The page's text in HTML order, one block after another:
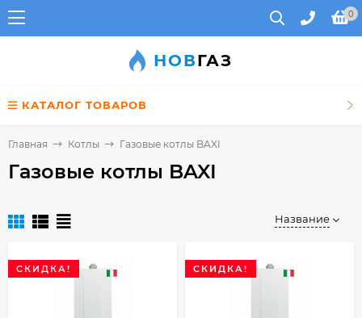
0
НОВГАЗ
КАТАЛОГ ТОВАРОВ
Главная Котлы Газовые котлы BAXI
Газовые котлы BAXI
Название
СКИДКА! СКИДКА!